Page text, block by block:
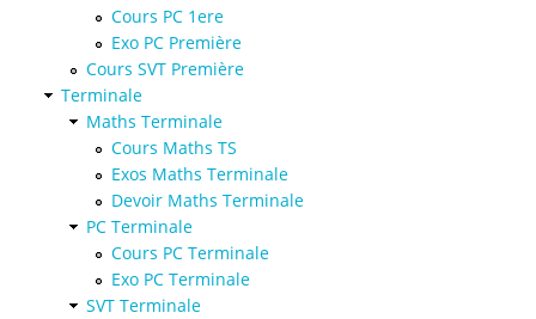
Cours PC 1ere
Exo PC Première
Cours SVT Première
Terminale
Maths Terminale
Cours Maths TS
Exos Maths Terminale
Devoir Maths Terminale
PC Terminale
Cours PC Terminale
Exo PC Terminale
SVT Terminale